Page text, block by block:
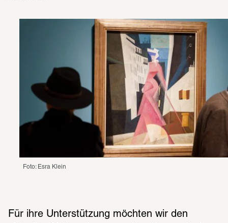
Foto: Esra Klein
Für ihre Unterstützung möchten wir den